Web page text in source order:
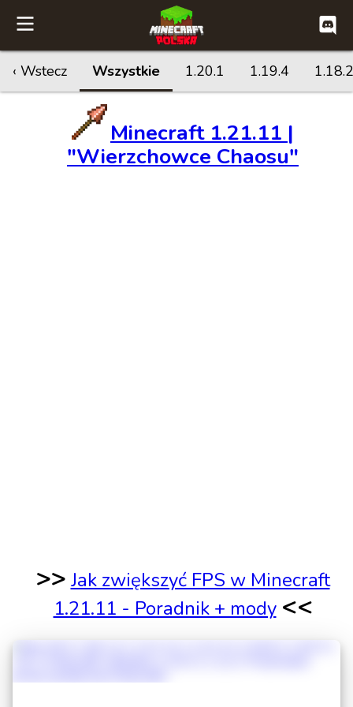
‹ Wstecz Wszystkie 1.20.1 1.19.4 1.18.2
Minecraft 1.21.11 |
"Wierzchowce Chaosu"
>> Jak zwiększyć FPS w Minecraft
1.21.11 - Poradnik + mody <<